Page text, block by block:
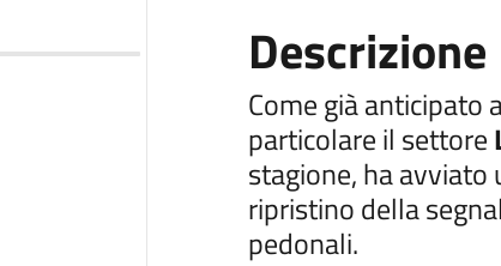
Descrizione
Come già anticipato
particolare il settore
stagione, ha avviato
ripristino della
pedonali.